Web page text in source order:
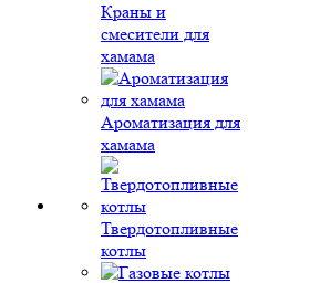
Краны и
смесители для
хамама
Ароматизация для
хамама
Твердотопливные
котлы